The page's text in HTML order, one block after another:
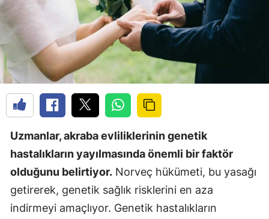
Uzmanlar, akraba evliliklerinin genetik
hastalıkların yayılmasında önemli bir faktör
olduğunu belirtiyor. Norveç hükümeti, bu yasağı
getirerek, genetik sağlık risklerini en aza
indirmeyi amaçlıyor. Genetik hastalıkların